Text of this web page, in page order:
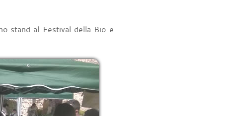
stand al Festival della Bio e